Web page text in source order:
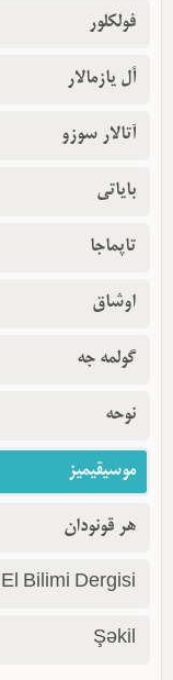
فولکلور
أل یازمالار
آتالار سوزو
بایاتی
تاپماجا
اوشاق
گولمه جه
نوحه
موسیقیمیز
هر قونودان
El Bilimi Dergisi
Şəkil